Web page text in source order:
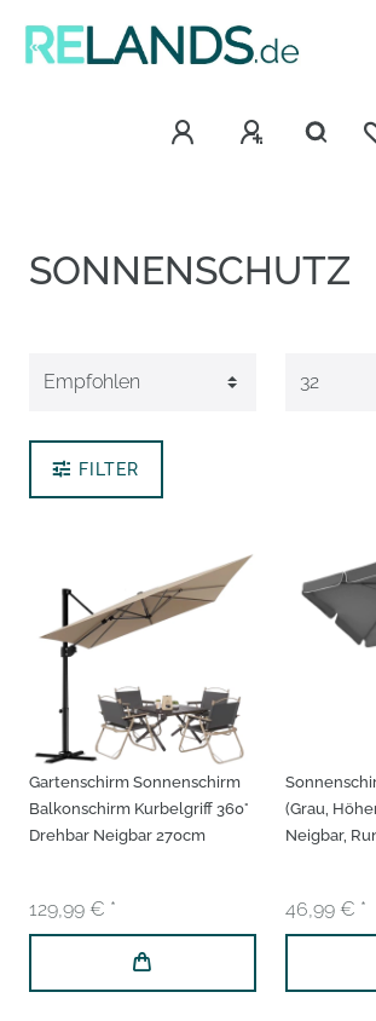
SONNENSCHUTZ
FILTER
Gartenschirm Sonnenschirm
Balkonschirm Kurbelgriff 360°
Drehbar Neigbar 270cm
129,99 € *
(Grau,
Neigbar,
46,99 € *